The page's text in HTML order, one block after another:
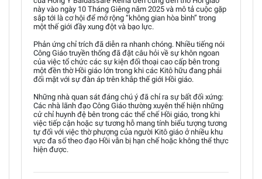
này vào ngày 10 Tháng Giêng năm 2025 và mô tả cuộc gặp
sắp tới là cơ hội để mở rộng “không gian hòa bình” trong
một thế giới đầy xung đột và bạo lực.
Phản ứng chỉ trích đã diễn ra nhanh chóng. Nhiều tiếng nói
Công Giáo truyền thống đã đặt câu hỏi về sự khôn ngoan
của việc tổ chức các sự kiện đối thoại cao cấp bên trong
một đền thờ Hồi giáo lớn trong khi các Kitô hữu đang phải
đối mặt với sự đàn áp trên khắp thế giới Hồi giáo.
Những nhà quan sát đáng chú ý đã chỉ ra sự bất đối xứng:
Các nhà lãnh đạo Công Giáo thường xuyên thể hiện những
cử chỉ huynh đệ bên trong các thể chế Hồi giáo, trong khi
việc tiếp cận hoặc sự tương hỗ mang tính biểu tượng tương
tự đối với việc thờ phượng của người Kitô giáo ở nhiều khu
vực đa số theo đạo Hồi vẫn bị hạn chế hoặc không thể thực
hiện được.